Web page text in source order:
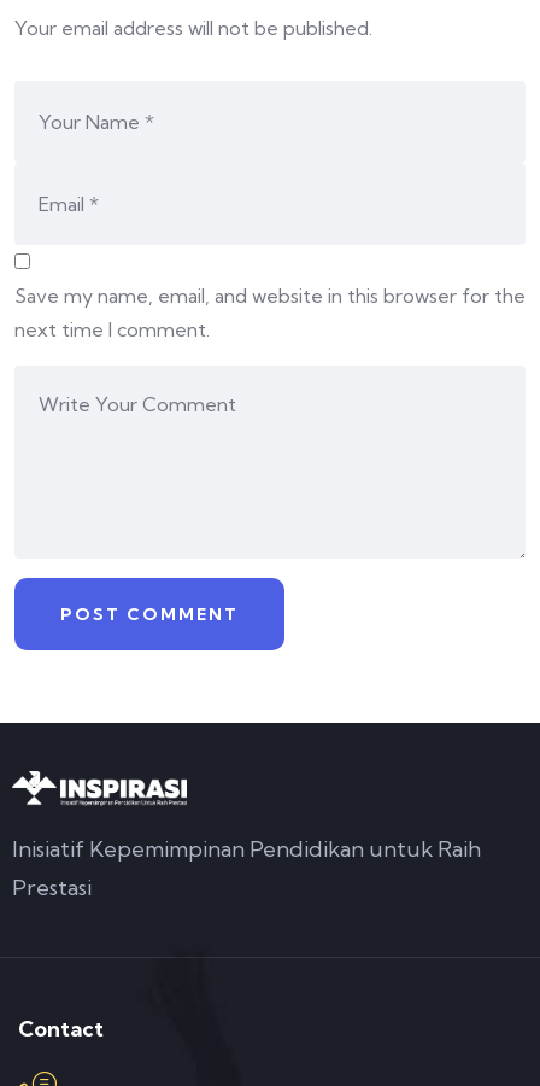
Your email address will not be published.
Save my name, email, and website in this browser for the
next time I comment.
Inisiatif Kepemimpinan Pendidikan untuk Raih
Prestasi
Contact